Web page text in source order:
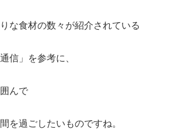
な食材の数々が紹介されている
信」を参考に、
んで
を過ごしたいものですね。